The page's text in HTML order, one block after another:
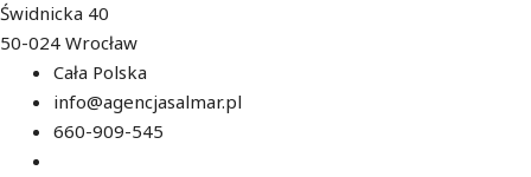
Świdnicka 40
50-024 Wrocław
Cała Polska
info@agencjasalmar.pl
660-909-545